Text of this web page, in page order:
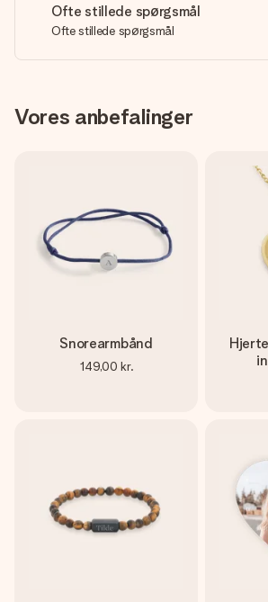
Ofte stillede spørgsmål
Ofte stillede spørgsmål
Vores anbefalinger
Snorearmbånd
149,00 kr.